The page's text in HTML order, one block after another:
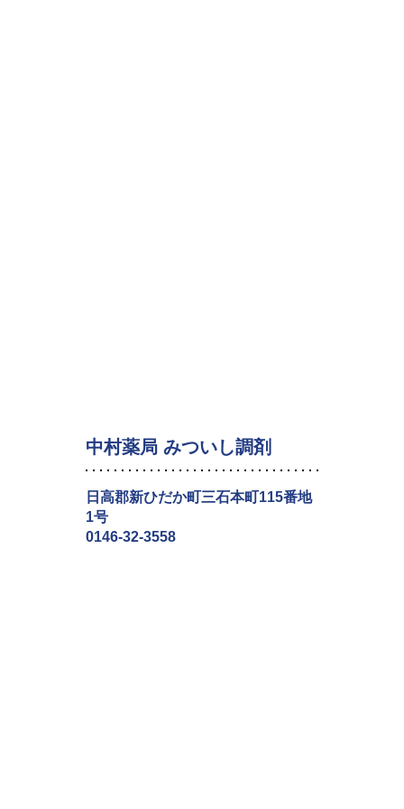
中村薬局 みついし調剤
日高郡新ひだか町三石本町115番地
1号
0146-32-3558